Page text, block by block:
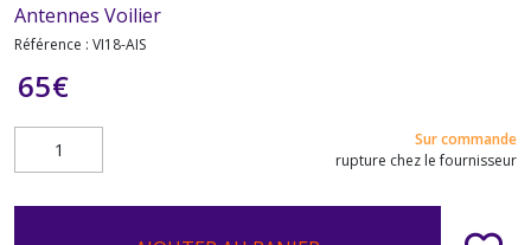
Antennes Voilier
Référence : VI18-AIS
65€
Sur commande
rupture chez le fournisseur